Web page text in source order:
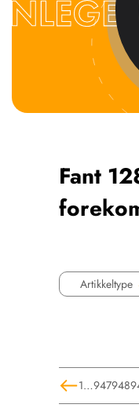
KURSKALENDER
STILLINGER
KJØP & SALG
ANNONSERING
FOR FORFATTERE
Fant
Artikkeltype
1…947948